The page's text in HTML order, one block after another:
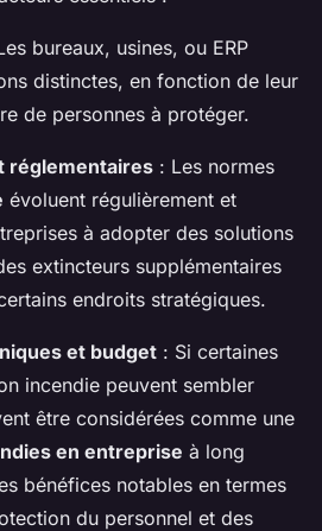
bureaux, usines, ou ERP
distinctes, en fonction de leur
de personnes à protéger.
réglementaires : Les normes
évoluent régulièrement et
à adopter des solutions
extincteurs supplémentaires
endroits stratégiques.
et budget : Si certaines
incendie peuvent sembler
être considérées comme une
en entreprise à long
bénéfices notables en termes
du personnel et des